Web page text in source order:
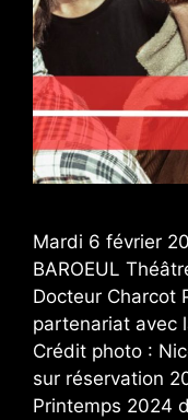
Mardi 6 février
BAROEUL
Docteur Charcot
partenariat avec
Crédit photo :
sur réservation
Printemps 2024